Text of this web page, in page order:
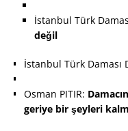
İstanbul Türk
değil
İstanbul Türk Daması
Osman PITIR:
geriye bir şeyleri